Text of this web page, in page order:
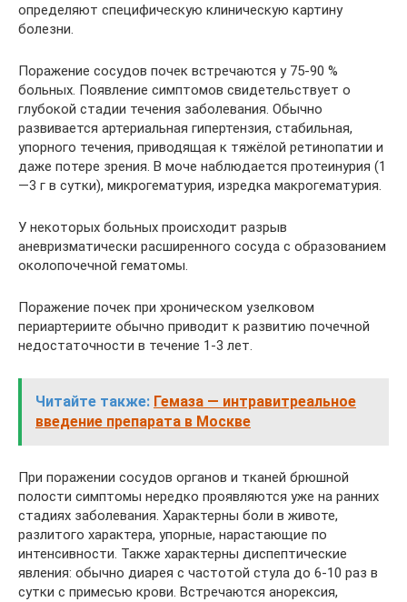
определяют специфическую клиническую картину
болезни.
Поражение сосудов почек встречаются у 75-90 %
больных. Появление симптомов свидетельствует о
глубокой стадии течения заболевания. Обычно
развивается артериальная гипертензия, стабильная,
упорного течения, приводящая к тяжёлой ретинопатии и
даже потере зрения. В моче наблюдается протеинурия (1
—3 г в сутки), микрогематурия, изредка макрогематурия.
У некоторых больных происходит разрыв
аневризматически расширенного сосуда с образованием
околопочечной гематомы.
Поражение почек при хроническом узелковом
периартериите обычно приводит к развитию почечной
недостаточности в течение 1-3 лет.
Читайте также: Гемаза — интравитреальное
введение препарата в Москве
При поражении сосудов органов и тканей брюшной
полости симптомы нередко проявляются уже на ранних
стадиях заболевания. Характерны боли в животе,
разлитого характера, упорные, нарастающие по
интенсивности. Также характерны диспептические
явления: обычно диарея с частотой стула до 6-10 раз в
сутки с примесью крови. Встречаются анорексия,